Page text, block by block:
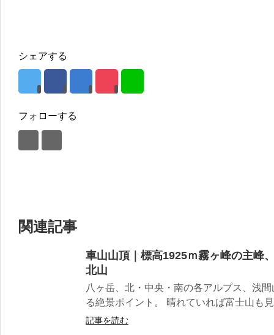
シェアする
フォローする
関連記事
車山山頂｜標高1925ｍ霧ヶ峰の主峰
北山
八ヶ岳、北・中央・南の各アルプス、浅
る絶景ポイント。 晴れていれば富士山も
記事を読む